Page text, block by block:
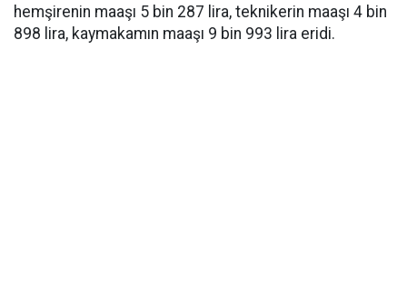
hemşirenin maaşı 5 bin 287 lira, teknikerin maaşı 4 bin
898 lira, kaymakamın maaşı 9 bin 993 lira eridi.